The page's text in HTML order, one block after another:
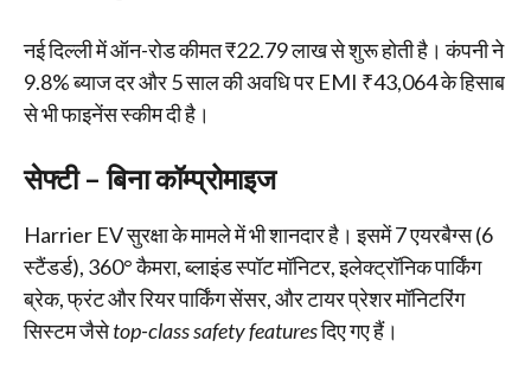
नई दिल्ली में ऑन-रोड कीमत ₹22.79 लाख से शुरू होती है। कंपनी ने
9.8% ब्याज दर और 5 साल की अवधि पर EMI ₹43,064 के हिसाब
से भी फाइनेंस स्कीम दी है।
सेफ्टी – बिना कॉम्प्रोमाइज
Harrier EV सुरक्षा के मामले में भी शानदार है। इसमें 7 एयरबैग्स (6
स्टैंडर्ड), 360° कैमरा, ब्लाइंड स्पॉट मॉनिटर, इलेक्ट्रॉनिक पार्किंग
ब्रेक, फ्रंट और रियर पार्किंग सेंसर, और टायर प्रेशर मॉनिटरिंग
सिस्टम जैसेtop-class safety featuresदिए गए हैं।